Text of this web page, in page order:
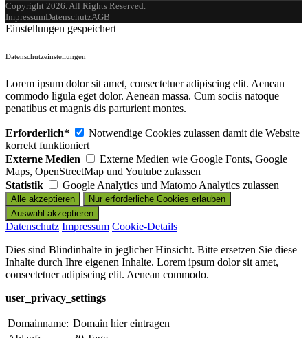
Copyright 2026. All Rights Reserved.
ImpressumDatenschutzAGB
Einstellungen gespeichert
Datenschutzeinstellungen
Lorem ipsum dolor sit amet, consectetuer adipiscing elit. Aenean
commodo ligula eget dolor. Aenean massa. Cum sociis natoque
penatibus et magnis dis parturient montes.
Erforderlich*
Notwendige Cookies zulassen damit die Website
korrekt funktioniert
Externe Medien
Externe Medien wie Google Fonts, Google
Maps, OpenStreetMap und Youtube zulassen
Statistik
Google Analytics und Matomo Analytics zulassen
Datenschutz Impressum Cookie-Details
Dies sind Blindinhalte in jeglicher Hinsicht. Bitte ersetzen Sie diese
Inhalte durch Ihre eigenen Inhalte. Lorem ipsum dolor sit amet,
consectetuer adipiscing elit. Aenean commodo.
user_privacy_settings
Domainname: Domain hier eintragen